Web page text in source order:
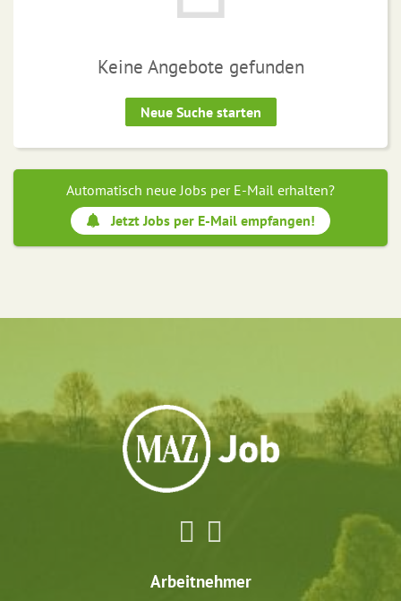
Keine Angebote gefunden
Neue Suche starten
Automatisch neue Jobs per E-Mail erhalten?
Jetzt Jobs per E-Mail empfangen!
Arbeitnehmer